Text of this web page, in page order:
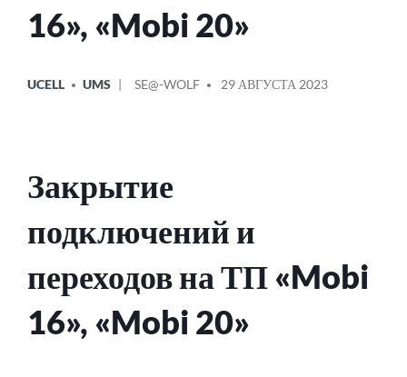
16», «Mobi 20»
В
UCELL UMS
ОТ
SE@-WOLF 29 АВГУСТА 2023
Закрытие
подключений и
переходов на ТП «Mobi
16», «Mobi 20»